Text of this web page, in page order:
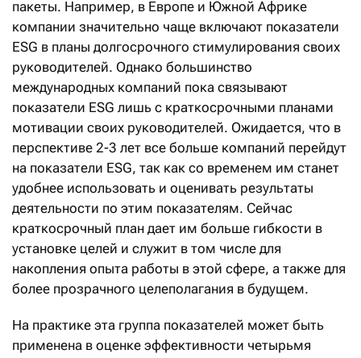
пакеты. Например, в Европе и Южной Африке
компании значительно чаще включают показатели
ESG в планы долгосрочного стимулирования своих
руководителей. Однако большинство
международных компаний пока связывают
показатели ESG лишь с краткосрочными планами
мотивации своих руководителей. Ожидается, что в
перспективе 2-3 лет все больше компаний перейдут
на показатели ESG, так как со временем им станет
удобнее использовать и оценивать результаты
деятельности по этим показателям. Сейчас
краткосрочный план дает им больше гибкости в
установке целей и служит в том числе для
накопления опыта работы в этой сфере, а также для
более прозрачного целеполагания в будущем.
На практике эта группа показателей может быть
применена в оценке эффективности четырьмя